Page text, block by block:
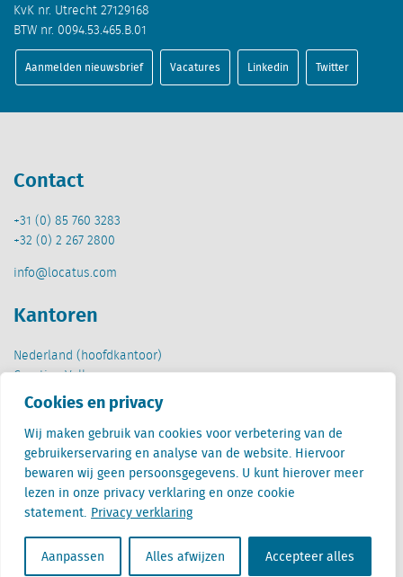
Cookies en privacy
Wij maken gebruik van cookies voor verbetering van de
gebruikerservaring en analyse van de website. Hiervoor
bewaren wij geen persoonsgegevens. U kunt hierover meer
lezen in onze privacy verklaring en onze cookie
statement. Privacy verklaring
Aanpassen Alles afwijzen Accepteer alles
KvK nr. Utrecht 27129168
BTW nr. 0094.53.465.B.01
Aanmelden nieuwsbrief Vacatures Linkedin Twitter
Contact
+31 (0) 85 760 3283
+32 (0) 2 267 2800
info@locatus.com
Kantoren
Nederland (hoofdkantoor)
Creative Valley
Stationsplein 32
België
Cantersteen 47
1000 Brussel